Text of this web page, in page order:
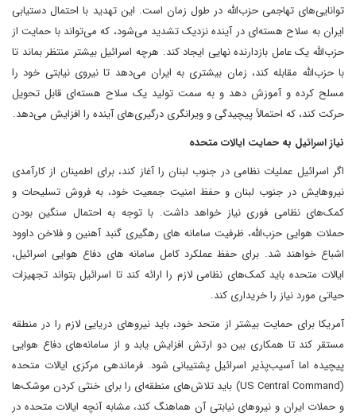
توانایی‌های تهاجمی حزب‌الله در طول زمان است. این تهدید با احتمال دستیابی
ایران به سلاح هسته‌ای در آینده نزدیک تشدید می‌شود، که می‌تواند با حمایت از
حزب‌الله یک عامل بازدارنده نهایی ایجاد کند. هرچه اسرائیل بیشتر منتظر بماند تا
با حزب‌الله مقابله کند، زمان بیشتری به ایران می‌دهد تا نیروی نیابتی خود را
مسلح کرده و آموزش دهد و به سمت تولید یک سلاح هسته‌ای قابل تحویل
حرکت کند، که احتمالاً پیچیدگی و ویرانگری درگیری‌های آینده را افزایش می‌دهد.
نیاز اسرائیل به حمایت ایالات متحده
اگر اسرائیل عملیات نظامی در جنوب لبنان را آغاز کند، برای اطمینان از کارآمدی
نیروهایش در جنوب لبنان و حفظ امنیت جمعیت خود، به فروش تسلیحات و
کمک‌های نظامی فوری نیاز خواهد داشت. با توجه به احتمال سنگین بودن
حملات هوایی حزب‌الله، ظرفیت سامانه های رهگیری گنبد آهنین و فلاخن داوود
اشباع خواهند شد. برای حفظ عملکرد کامل سامانه ‌های دفاع هوایی اسرائیل،
ایالات متحده باید کمک‌های نظامی لازم را ارائه کند تا اسرائیل بتواند تجهیزات
حیاتی مورد نیاز را خریداری کند.
آمریکا برای حمایت بیشتر از متحد خود، باید نیروهای دریایی لازم را در منطقه
مستقر کند تا همکاری بین دو ارتش افزایش یابد و از سامانه‌های دفاع هوایی
پیچیده اما آسیب‌پذیر اسرائیل پشتیبانی شود. فرماندهی مرکزی ایالات متحده
(US Central Command) باید تلاش‌های منطقه‌ای را برای خنثی کردن موشک‌ها
و حملات ایران و نیروهای نیابتی آن هماهنگ کند، مشابه آنچه ایالات متحده در